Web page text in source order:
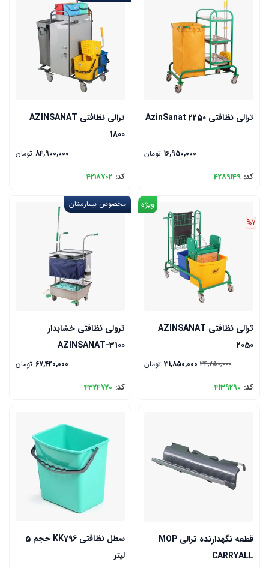
ترالی نظافتی AzinSanat 2250
16,950,000 تومان
کد: 4289149
ترالی نظافتی AZINSANAT
1800
84,900,000 تومان
کد: 4218702
ویژه
ترالی نظافتی AZINSANAT
2050
%7
34,250,000
31,850,000 تومان
کد: 4139290
مخصوص بیمارستان
ترولی نظافتی خشابدار
AZINSANAT-3100
67,420,000 تومان
کد: 4324720
قطعه نگهدارنده ترالی MOP
CARRYALL
سطل نظافتی KK796 حجم 5
لیتر